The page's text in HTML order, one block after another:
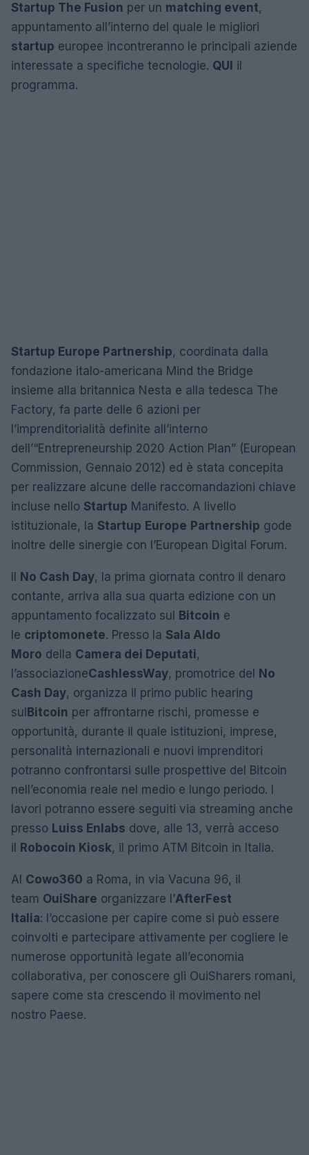
Startup The Fusion per un matching event,
appuntamento all’interno del quale le migliori
startup europee incontreranno le principali aziende
interessate a specifiche tecnologie. QUI il
programma.
Startup Europe Partnership, coordinata dalla
fondazione italo-americana Mind the Bridge
insieme alla britannica Nesta e alla tedesca The
Factory, fa parte delle 6 azioni per
l’imprenditorialità definite all’interno
dell’“Entrepreneurship 2020 Action Plan” (European
Commission, Gennaio 2012) ed è stata concepita
per realizzare alcune delle raccomandazioni chiave
incluse nello Startup Manifesto. A livello
istituzionale, la Startup Europe Partnership gode
inoltre delle sinergie con l’European Digital Forum.
No Cash Day, la prima giornata contro il denaro
contante, arriva alla sua quarta edizione con un
appuntamento focalizzato sul
Bitcoin e
le criptomonete. Presso la Sala Aldo
Moro della Camera dei Deputati,
l’associazioneCashlessWay, promotrice del
No
Cash Day, organizza il primo public hearing
sul Bitcoin per affrontarne rischi, promesse e
opportunità, durante il quale istituzioni, imprese,
personalità internazionali e nuovi imprenditori
potranno confrontarsi sulle prospettive del Bitcoin
nell’economia reale nel medio e lungo periodo. I
lavori potranno essere seguiti via streaming anche
presso Luiss Enlabs dove, alle 13, verrà acceso
il
Robocoin Kiosk, il primo ATM Bitcoin in Italia.
Al Cowo360 a Roma, in via Vacuna 96, il
team OuiShare organizzare l’AfterFest
Italia: l’occasione per capire come si può essere
coinvolti e partecipare attivamente per cogliere le
numerose opportunità legate all’economia
collaborativa, per conoscere gli OuiSharers romani,
sapere come sta crescendo il movimento nel
nostro Paese.